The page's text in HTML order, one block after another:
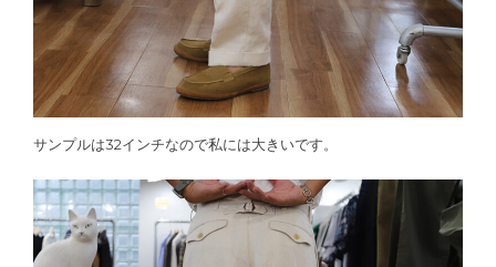
サンプルは32インチなので私には大きいです。